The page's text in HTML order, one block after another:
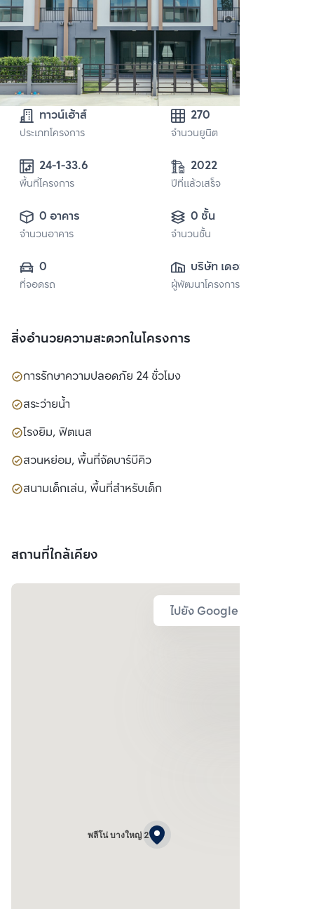
ทาวน์เฮ้าส์
ประเภทโครงการ
270
จำนวนยูนิต
24-1-33.6
พื้นที่โครงการ
2022
ปีที่แล้วเสร็จ
0 อาคาร
จำนวนอาคาร
0 ชั้น
จำนวนชั้น
0
ที่จอดรถ
บริษัท เดอะแวลู
พร็อพเพอร์ตี้ ดี
ผู้พัฒนาโครงการ
สิ่งอำนวยความสะดวกในโครงการ
การรักษาความปลอดภัย 24 ชั่วโมง
สระว่ายน้ำ
โรงยิม, ฟิตเนส
สวนหย่อม, พื้นที่จัดบาร์บีคิว
สนามเด็กเล่น, พื้นที่สำหรับเด็ก
สถานที่ใกล้เคียง
ไปยัง Google Map
พลีโน่ บางใหญ่ 2